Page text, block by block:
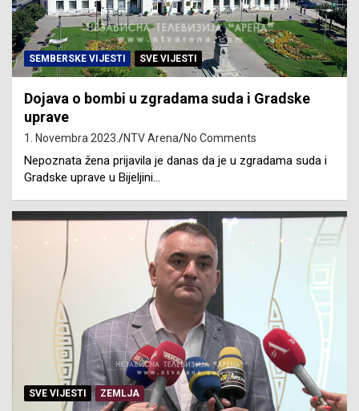
SEMBERSKE VIJESTI SVE VIJESTI
Dojava o bombi u zgradama suda i Gradske
uprave
1. Novembra 2023. NTV Arena No Comments
Nepoznata žena prijavila je danas da je u zgradama suda i
Gradske uprave u Bijeljini…
SVE VIJESTI ZEMLJA